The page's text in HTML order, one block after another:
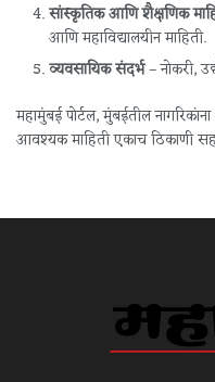
सांस्कृतिक आणि शैक्षणिक
आणि महाविद्यालयीन माहिती.
व्यवसायिक संदर्भ– नोकरी,
महामुंबई पोर्टल, मुंबईतील
आवश्यक माहिती एकाच ठिकाणी